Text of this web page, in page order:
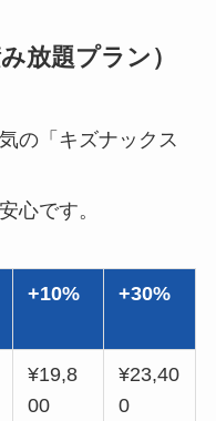
放題プラン）
の「キズナックス
心です。
+10% +30%
¥19,8
00
¥23,40
0